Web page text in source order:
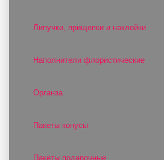
Липучки, прищепки и наклейки
Наполнители флористические
Органза
Пакеты конусы
Пакеты подарочные